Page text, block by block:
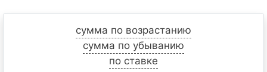
сумма по возрастанию
сумма по убыванию
по ставке